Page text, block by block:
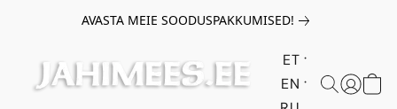
AVASTA MEIE SOODUSPAKKUMISED!
ET
EN